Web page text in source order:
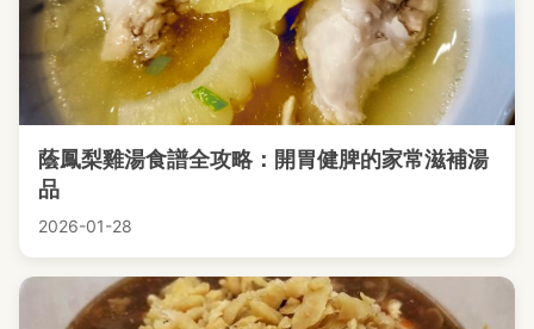
蔭鳳梨雞湯食譜全攻略：開胃健脾的家常滋補湯
品
2026-01-28